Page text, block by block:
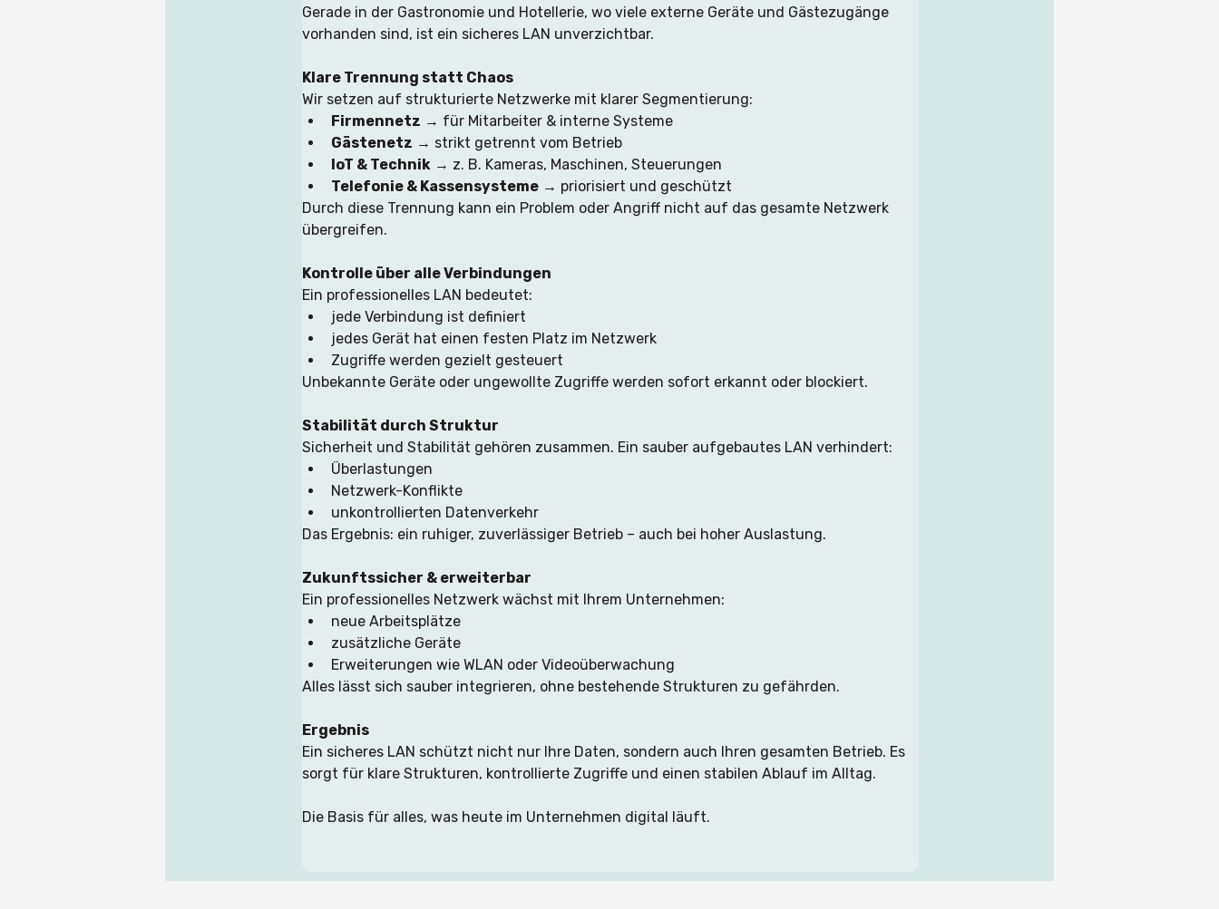
Gerade in der Gastronomie und Hotellerie, wo viele externe Geräte und Gästezugänge
vorhanden sind, ist ein sicheres LAN unverzichtbar.
Klare Trennung statt Chaos
Wir setzen auf strukturierte Netzwerke mit klarer Segmentierung:
Firmennetz → für Mitarbeiter & interne Systeme
Gästenetz → strikt getrennt vom Betrieb
IoT & Technik → z. B. Kameras, Maschinen, Steuerungen
Telefonie & Kassensysteme → priorisiert und geschützt
Durch diese Trennung kann ein Problem oder Angriff nicht auf das gesamte Netzwerk
übergreifen.
Kontrolle über alle Verbindungen
Ein professionelles LAN bedeutet:
jede Verbindung ist definiert
jedes Gerät hat einen festen Platz im Netzwerk
Zugriffe werden gezielt gesteuert
Unbekannte Geräte oder ungewollte Zugriffe werden sofort erkannt oder blockiert.
Stabilität durch Struktur
Sicherheit und Stabilität gehören zusammen. Ein sauber aufgebautes LAN verhindert:
Überlastungen
Netzwerk-Konflikte
unkontrollierten Datenverkehr
Das Ergebnis: ein ruhiger, zuverlässiger Betrieb – auch bei hoher Auslastung.
Zukunftssicher & erweiterbar
Ein professionelles Netzwerk wächst mit Ihrem Unternehmen:
neue Arbeitsplätze
zusätzliche Geräte
Erweiterungen wie WLAN oder Videoüberwachung
Alles lässt sich sauber integrieren, ohne bestehende Strukturen zu gefährden.
Ergebnis
Ein sicheres LAN schützt nicht nur Ihre Daten, sondern auch Ihren gesamten Betrieb. Es
sorgt für klare Strukturen, kontrollierte Zugriffe und einen stabilen Ablauf im Alltag.
Die Basis für alles, was heute im Unternehmen digital läuft.